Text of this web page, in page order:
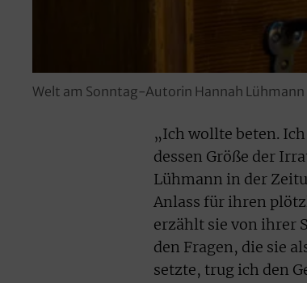
Welt am Sonntag-Autorin Hannah
„Ich wollte beten.
dessen Größe der
Lühmann in der
Anlass für ihren
erzählt sie von ihrer
den Fragen, die sie
setzte, trug ich den